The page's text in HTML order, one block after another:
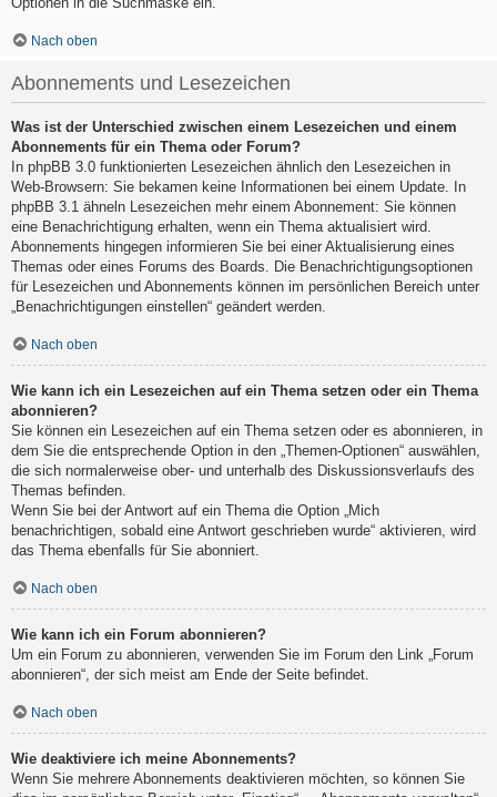
Nach oben
Abonnements und Lesezeichen
Was ist der Unterschied zwischen einem Lesezeichen und einem
Abonnements für ein Thema oder Forum?
In phpBB 3.0 funktionierten Lesezeichen ähnlich den Lesezeichen in
Web-Browsern: Sie bekamen keine Informationen bei einem Update. In
phpBB 3.1 ähneln Lesezeichen mehr einem Abonnement: Sie können
eine Benachrichtigung erhalten, wenn ein Thema aktualisiert wird.
Abonnements hingegen informieren Sie bei einer Aktualisierung eines
Themas oder eines Forums des Boards. Die Benachrichtigungsoptionen
für Lesezeichen und Abonnements können im persönlichen Bereich unter
„Benachrichtigungen einstellen“ geändert werden.
Nach oben
Wie kann ich ein Lesezeichen auf ein Thema setzen oder ein Thema
abonnieren?
Sie können ein Lesezeichen auf ein Thema setzen oder es abonnieren, in
dem Sie die entsprechende Option in den „Themen-Optionen“ auswählen,
die sich normalerweise ober- und unterhalb des Diskussionsverlaufs des
Themas befinden.
Wenn Sie bei der Antwort auf ein Thema die Option „Mich
benachrichtigen, sobald eine Antwort geschrieben wurde“ aktivieren, wird
das Thema ebenfalls für Sie abonniert.
Nach oben
Wie kann ich ein Forum abonnieren?
Um ein Forum zu abonnieren, verwenden Sie im Forum den Link „Forum
abonnieren“, der sich meist am Ende der Seite befindet.
Nach oben
Wie deaktiviere ich meine Abonnements?
Wenn Sie mehrere Abonnements deaktivieren möchten, so können Sie